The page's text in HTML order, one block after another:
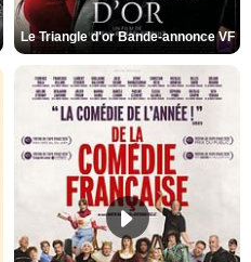
Le Triangle d'or Bande-annonce VF